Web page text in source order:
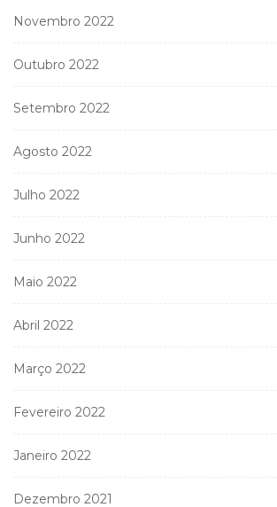
Novembro 2022
Outubro 2022
Setembro 2022
Agosto 2022
Julho 2022
Junho 2022
Maio 2022
Abril 2022
Março 2022
Fevereiro 2022
Janeiro 2022
Dezembro 2021